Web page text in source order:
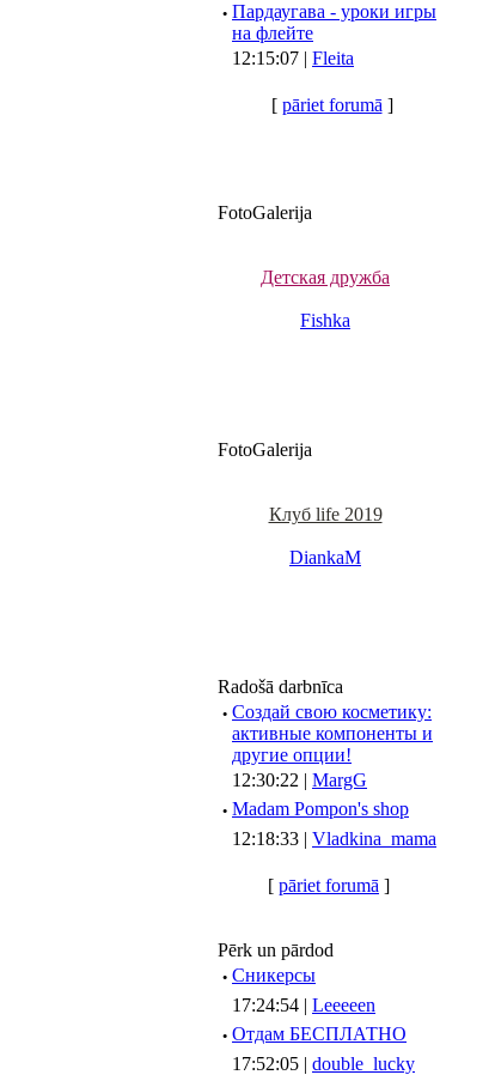
· Пардаугава - уроки игры
на флейте
12:15:07 | Fleita
[ pāriet forumā ]
FotoGalerija
Детская дружба
Fishka
FotoGalerija
Клуб life 2019
DiankaM
Radošā darbnīca
· Создай свою косметику:
активные компоненты и
другие опции!
12:30:22 | MargG
· Madam Pompon's shop
12:18:33 | Vladkina_mama
[ pāriet forumā ]
Pērk un pārdod
· Сникерсы
17:24:54 | Leeeeen
· Отдам БЕСПЛАТНО
17:52:05 | double_lucky